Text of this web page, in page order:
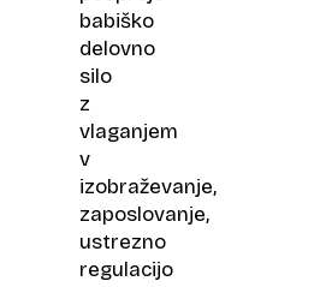
babiško
delovno
silo
z
vlaganjem
v
izobraževanje,
zaposlovanje,
ustrezno
regulacijo